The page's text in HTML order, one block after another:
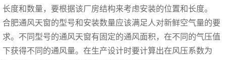
长度和数量，要根据该厂房结构来考虑安装的位置和长度。
合肥通风天窗的型号和安装数量应该满足人对新鲜空气量的要
求。不同型号的通风天窗有固定的通风面积，在不同的气压值
下获得不同的通风量。在生产设计时要计算出在风压系数为